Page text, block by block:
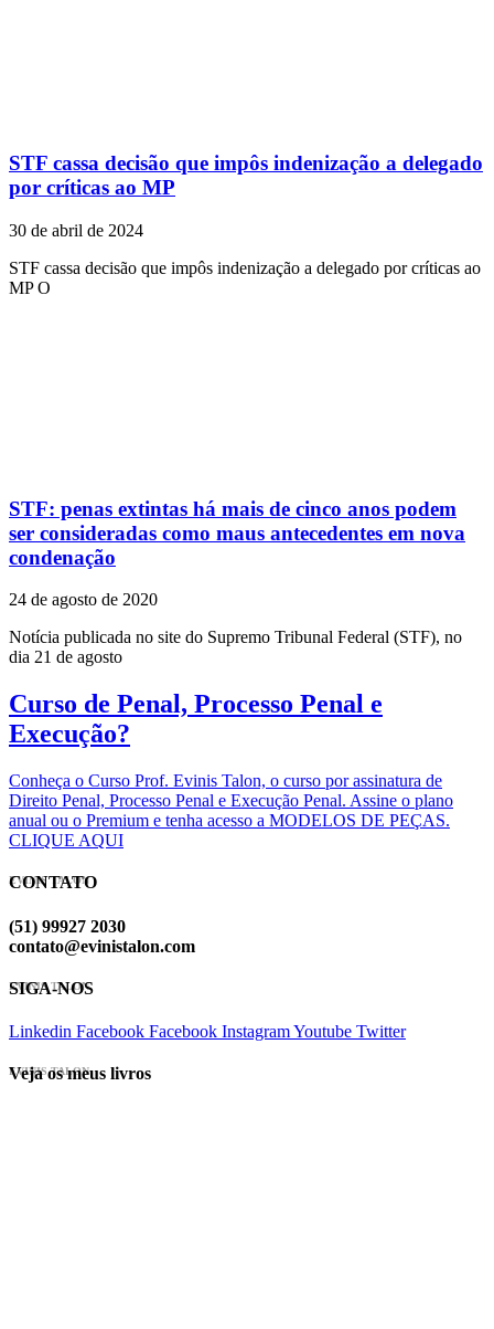
STF cassa decisão que impôs indenização a delegado
por críticas ao MP
30 de abril de 2024
STF cassa decisão que impôs indenização a delegado por críticas ao
MP O
STF: penas extintas há mais de cinco anos podem
ser consideradas como maus antecedentes em nova
condenação
24 de agosto de 2020
Notícia publicada no site do Supremo Tribunal Federal (STF), no
dia 21 de agosto
Curso de Penal, Processo Penal e
Execução?
Conheça o Curso Prof. Evinis Talon, o curso por assinatura de
Direito Penal, Processo Penal e Execução Penal. Assine o plano
anual ou o Premium e tenha acesso a MODELOS DE PEÇAS.
CLIQUE AQUI
EVINIS TALON
CONTATO
(51) 99927 2030
contato@evinistalon.com
EVINIS TALON
SIGA-NOS
Linkedin Facebook Facebook InstagramYoutube Twitter
EVINIS TALON
Veja os meus livros